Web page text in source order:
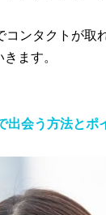
ンタクトが取
ます。
出会う方法とポ